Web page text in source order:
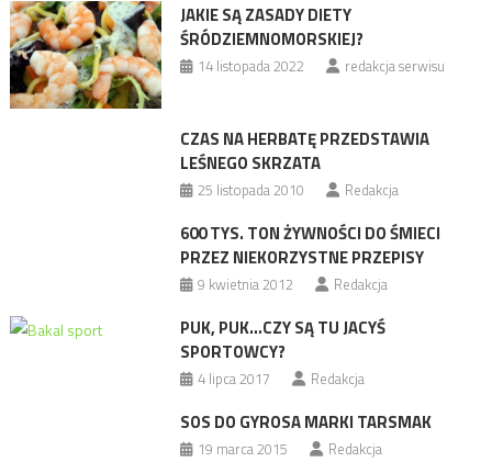
JAKIE SĄ ZASADY DIETY
ŚRÓDZIEMNOMORSKIEJ?
14 listopada 2022 redakcja serwisu
CZAS NA HERBATĘ PRZEDSTAWIA
LEŚNEGO SKRZATA
25 listopada 2010 Redakcja
600 TYS. TON ŻYWNOŚCI DO ŚMIECI
PRZEZ NIEKORZYSTNE PRZEPISY
9 kwietnia 2012 Redakcja
PUK, PUK…CZY SĄ TU JACYŚ
SPORTOWCY?
4 lipca 2017 Redakcja
SOS DO GYROSA MARKI TARSMAK
19 marca 2015 Redakcja